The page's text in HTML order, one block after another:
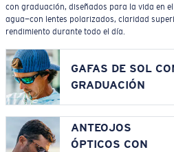
con graduación, diseñados para la vida en el
agua—con lentes polarizados, claridad
rendimiento durante todo el día.
GAFAS DE SOL
GRADUACIÓN
ANTEOJOS
ÓPTICOS CON